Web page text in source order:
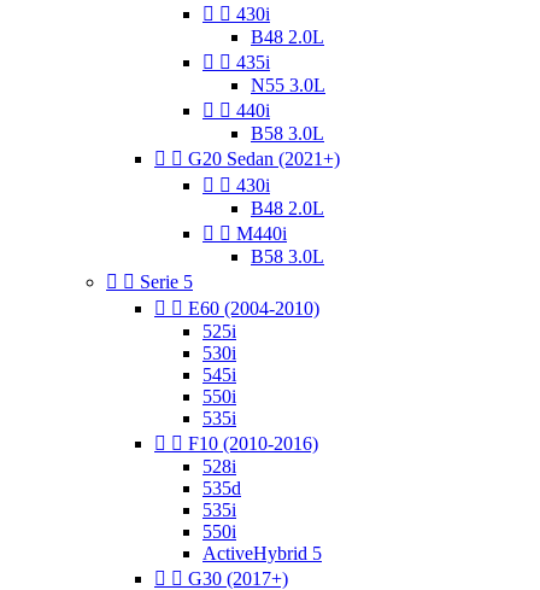
  430i
B48 2.0L
  435i
N55 3.0L
  440i
B58 3.0L
  G20 Sedan (2021+)
  430i
B48 2.0L
  M440i
B58 3.0L
  Serie 5
  E60 (2004-2010)
525i
530i
545i
550i
535i
  F10 (2010-2016)
528i
535d
535i
550i
ActiveHybrid 5
  G30 (2017+)